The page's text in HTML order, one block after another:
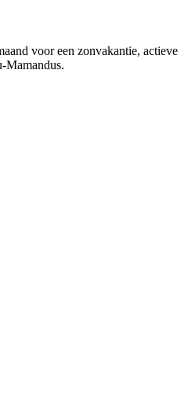
voor een zonvakantie, actieve
Mamandus.